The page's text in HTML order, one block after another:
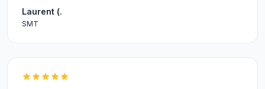
Laurent (.
SMT